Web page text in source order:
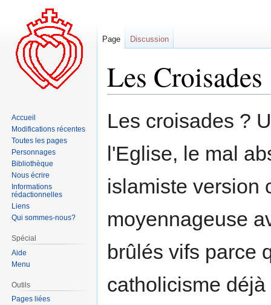
Les Croisades
à
navigation
à
recherche
Les croisades ?
l'Eglise, le mal
islamiste version
moyennageuse
brûlés vifs parce
catholicisme
Page Discussion
Accueil
Modifications récentes
Toutes les pages
Personnages
Bibliothèque
Nous écrire
Informations
rédactionnelles
Liens
Qui sommes-nous?
Spécial
Aide
Menu
Outils
Pages liées